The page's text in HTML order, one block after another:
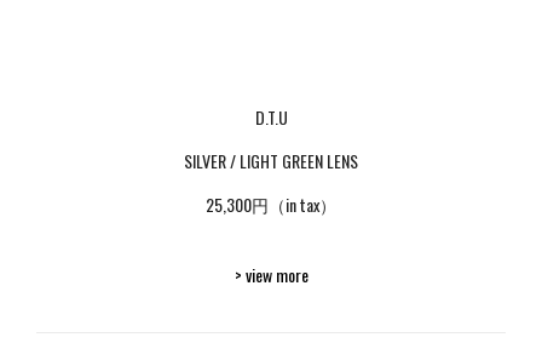
D.T.U
SILVER / LIGHT GREEN LENS
25,300円（in tax）
> view more